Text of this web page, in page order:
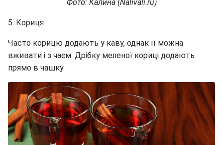
Фото: Калина (Nalivali.ru)
5. Кориця
Часто корицю додають у каву, однак її можна
вживати і з чаєм. Дрібку меленої кориці додають
прямо в чашку.